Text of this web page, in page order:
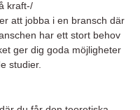
kraft-/
att jobba i en bransch där
har ett stort behov
ger dig goda möjligheter
studier.